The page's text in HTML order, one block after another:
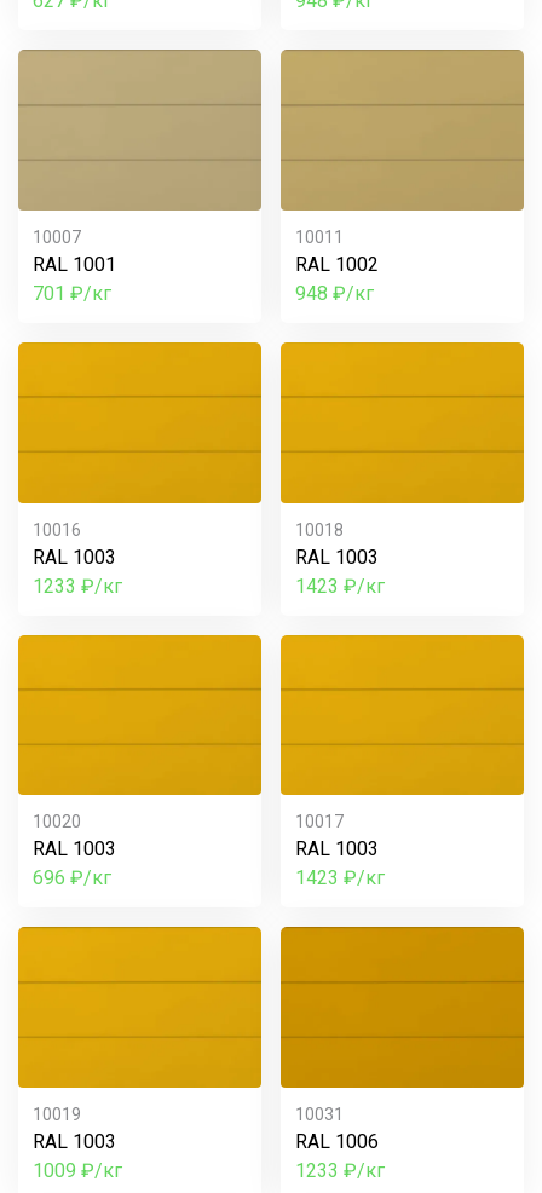
10007
RAL 1001
701 ₽/кг
10011
RAL 1002
948 ₽/кг
10016
RAL 1003
1233 ₽/кг
10018
RAL 1003
1423 ₽/кг
10020
RAL 1003
696 ₽/кг
10017
RAL 1003
1423 ₽/кг
10019
RAL 1003
1009 ₽/кг
10031
RAL 1006
1233 ₽/кг